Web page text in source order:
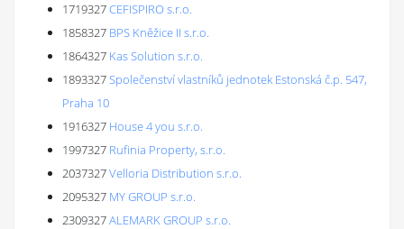
1719327CEFISPIRO s.r.o.
1858327 BPS Kněžice II s.r.o.
1864327 Kas Solution s.r.o.
1893327Společenství vlastníků jednotek Estonská č.p. 547,
Praha 10
1916327 House 4 you s.r.o.
1997327 Rufinia Property, s.r.o.
2037327Velloria Distribution s.r.o.
2095327 MY GROUP s.r.o.
2309327ALEMARK GROUP s.r.o.